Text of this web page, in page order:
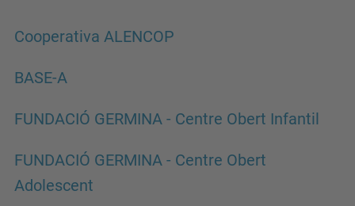
Cooperativa ALENCOP
BASE-A
FUNDACIÓ GERMINA - Centre Obert Infantil
FUNDACIÓ GERMINA - Centre Obert
Adolescent